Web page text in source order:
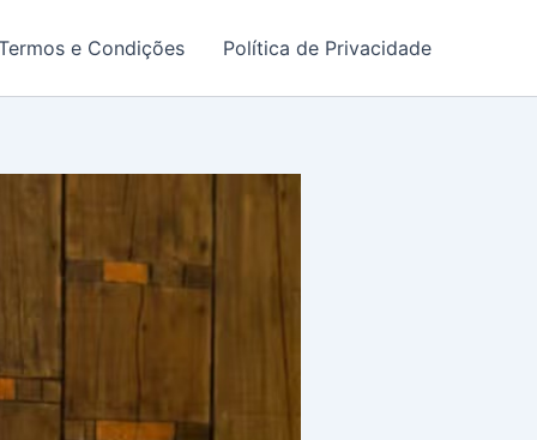
e Condições Política de Privacidade